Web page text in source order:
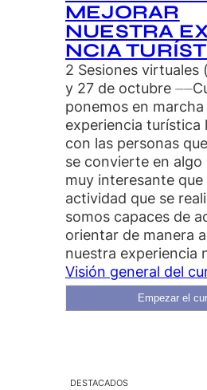
MEJORAR
NUESTRA
NCIA
2 Sesiones
y 27 de octubre
ponemos en marcha
experiencia turística
con las personas
se convierte en algo
muy interesante que
actividad que se
somos capaces de
orientar de manera
nuestra experiencia
Visión general del
Empezar el
DESTACADOS